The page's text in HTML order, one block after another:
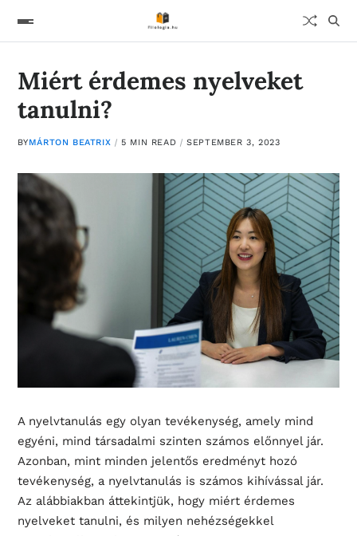
Miért érdemes nyelveket
tanulni?
BYMÁRTON BEATRIX 5 MIN READ SEPTEMBER 3, 2023
A nyelvtanulás egy olyan tevékenység, amely mind
egyéni, mind társadalmi szinten számos előnnyel jár.
Azonban, mint minden jelentős eredményt hozó
tevékenység, a nyelvtanulás is számos kihívással jár.
Az alábbiakban áttekintjük, hogy miért érdemes
nyelveket tanulni, és milyen nehézségekkel